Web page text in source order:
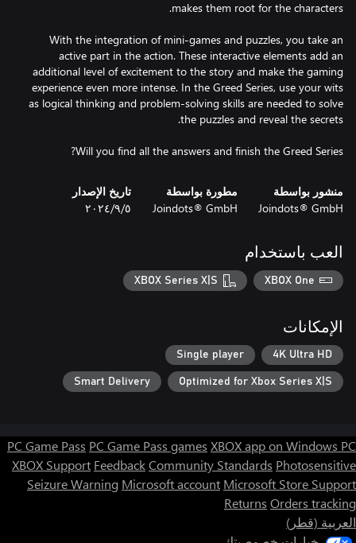
With the integration of mini-games and puzzles, you take an
active part in the action. These interactive elements add an
additional level of excitement to the story and make the gaming
experience even more intense. In the Greed Series, use your wits
as logical thinking and problem-solving skills are needed to solve
Will you find all the answers and finish the Greed Series?
منشور بواسطة
Joindots® GmbH
مطورة بواسطة
Joindots® GmbH
تاريخ الإصدار
٥‏/٩‏/٢٠٢٤
العب باستخدام
XBOX One
XBOX Series X|S
الإمكانات
4K Ultra HD
Single player
Optimized for Xbox Series X|S
Smart Delivery
PC Game Pass PC Game Pass games XBOX app on Windows PC
XBOX Support FeedbackCommunity Standards Photosensitive
Seizure Warning Microsoft account Microsoft Store Support
Returns Orders tracking
العربية (قطر)